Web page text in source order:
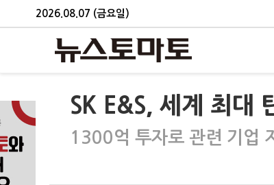
2026.08.07 (금요일)
SK E&S, 세계 최대
1300억 투자로 관련 기업